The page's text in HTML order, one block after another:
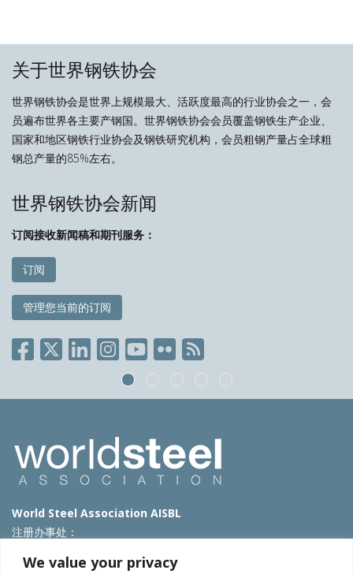
We value your privacy
关于世界钢铁协会
世界钢铁协会是世界上规模最大、活跃度最高的行业协会之一，会
员遍布世界各主要产钢国。世界钢铁协会会员覆盖钢铁生产企业、
国家和地区钢铁行业协会及钢铁研究机构，会员粗钢产量占全球粗
钢总产量的85%左右。
世界钢铁协会新闻
订阅接收新闻稿和期刊服务：
订阅
管理您当前的订阅
World Steel Association AISBL
注册办事处：
T: +32 2 702 89 00 – E:steel@worldsteel.org